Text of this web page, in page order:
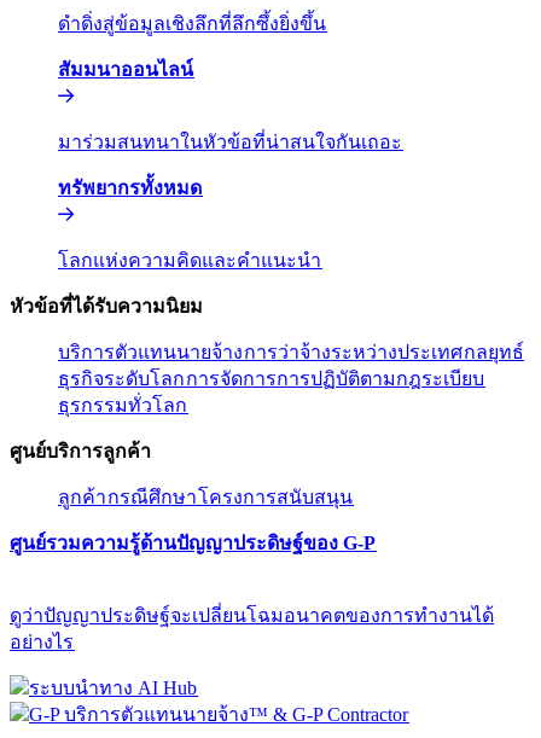
ดำดิ่งสู่ข้อมูลเชิงลึกที่ลึกซึ้งยิ่งขึ้น​​
สัมมนาออนไลน์​​
มาร่วมสนทนาในหัวข้อที่น่าสนใจกันเถอะ​​
ทรัพยากรทั้งหมด​​
โลกแห่งความคิดและคำแนะนำ​​
หัวข้อที่ได้รับความนิยม​​
บริการตัวแทนนายจ้าง​​การว่าจ้างระหว่างประเทศ​​กลยุทธ์
ธุรกิจระดับโลก​​การจัดการการปฏิบัติตามกฎระเบียบ​​
ธุรกรรมทั่วโลก​​
ศูนย์บริการลูกค้า​​
ลูกค้า​​กรณีศึกษา​​โครงการสนับสนุน​​
ศูนย์รวมความรู้ด้านปัญญาประดิษฐ์ของ G-P​​
ดูว่าปัญญาประดิษฐ์จะเปลี่ยนโฉมอนาคตของการทำงานได้
อย่างไร​​